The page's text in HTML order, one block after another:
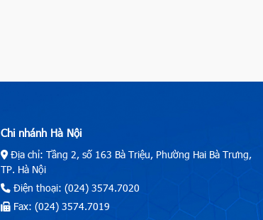
Chi nhánh Hà Nội
Địa chỉ: Tầng 2, số 163 Bà Triệu, Phường Hai Bà Trưng,
TP. Hà Nội
Điện thoại: (024) 3574.7020
Fax: (024) 3574.7019